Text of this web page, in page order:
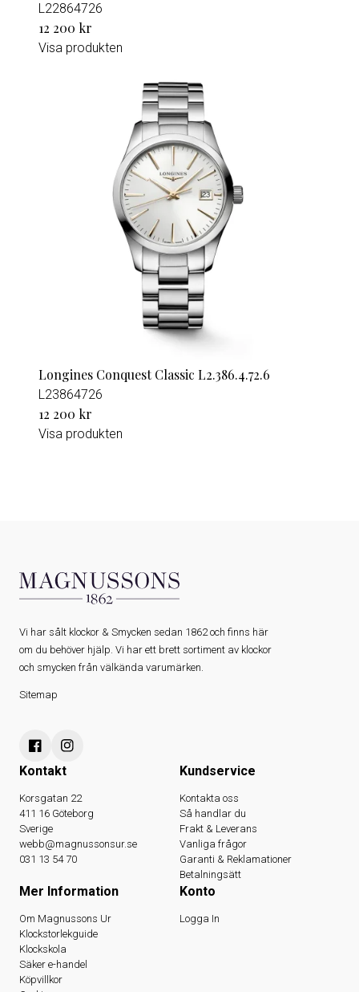
L22864726
12 200 kr
Visa produkten
Longines Conquest Classic L2.386.4.72.6
L23864726
12 200 kr
Visa produkten
Vi har sålt klockor & Smycken sedan 1862 och finns här
om du behöver hjälp. Vi har ett brett sortiment av klockor
och smycken från välkända varumärken.
Sitemap
Kontakt
Korsgatan 22
411 16 Göteborg
Sverige
webb@magnussonsur.se
031 13 54 70
Kundservice
Kontakta oss
Så handlar du
Frakt & Leverans
Vanliga frågor
Garanti & Reklamationer
Betalningsätt
Mer Information
Om Magnussons Ur
Klockstorlekguide
Klockskola
Säker e-handel
Köpvillkor
Konto
Logga In